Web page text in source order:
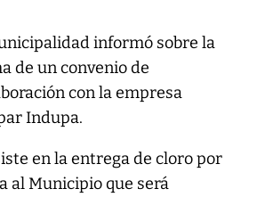
informó sobre la
de un convenio de
con la empresa
Indupa.
en la entrega de cloro por
al Municipio que será